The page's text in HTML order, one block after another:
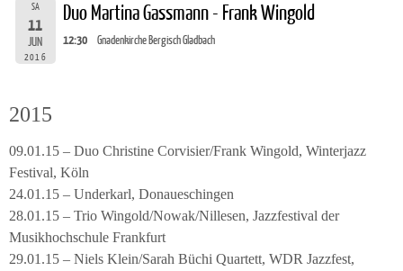
SA
11
JUN
2016
Duo Martina Gassmann - Frank Wingold
12:30 Gnadenkirche Bergisch Gladbach
2015
09.01.15 – Duo Christine Corvisier/Frank Wingold, Winterjazz
Festival, Köln
24.01.15 – Underkarl, Donaueschingen
28.01.15 – Trio Wingold/Nowak/Nillesen, Jazzfestival der
Musikhochschule Frankfurt
29.01.15 – Niels Klein/Sarah Büchi Quartett, WDR Jazzfest,